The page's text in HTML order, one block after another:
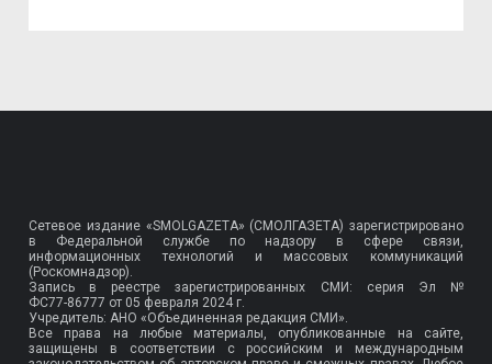
Сетевое издание «SMOLGAZETA» (СМОЛГАЗЕТА) зарегистрировано
в Федеральной службе по надзору в сфере связи,
информационных технологий и массовых коммуникаций
(Роскомнадзор).
Запись в реестре зарегистрированных СМИ: серия Эл №
ФС77-86777 от 05 февраля 2024 г.
Учредитель: АНО «Объединенная редакция СМИ».
Все права на любые материалы, опубликованные на сайте,
защищены в соответствии с российским и международным